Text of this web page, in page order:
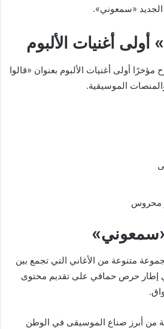
«سمعوني».
أولى أغنيات الألبوم
أولى أغنيات الألبوم بعنوان «قالوا
الموسيقية.
محروس
«سمعوني»
متنوعة من الأغاني التي تجمع بين
إطار حرص حماقي على تقديم محتوى
من أبرز صناع الموسيقى في الوطن